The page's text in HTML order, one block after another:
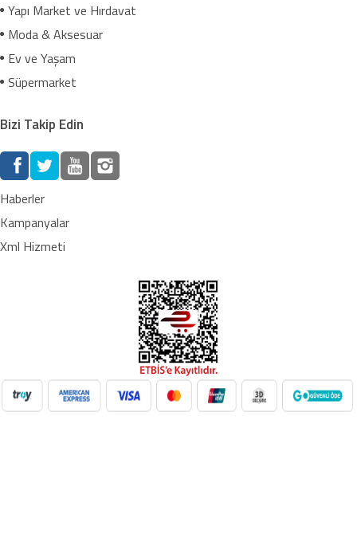
Yapı Market ve Hırdavat
Moda & Aksesuar
Ev ve Yaşam
Süpermarket
Bizi Takip Edin
Haberler
Kampanyalar
Xml Hizmeti